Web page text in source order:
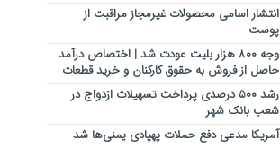
انتشار اسامی محصولات غیرمجاز مراقبت از
پوست
وجه ۸۰۰ هزار بلیت عودت شد | اختصاص درآمد
حاصل از فروش به حقوق کارکنان و خرید قطعات
رشد ۵۰۰ درصدی پرداخت تسهیلات ازدواج در
شعب بانک شهر
آمریکا مدعی دفع حملات پهپادی یمنی‌ها شد